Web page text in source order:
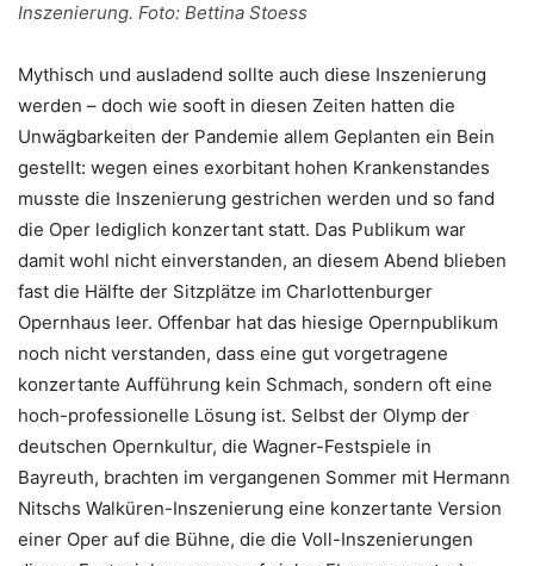
Inszenierung. Foto: Bettina Stoess
Mythisch und ausladend sollte auch diese Inszenierung
werden – doch wie sooft in diesen Zeiten hatten die
Unwägbarkeiten der Pandemie allem Geplanten ein Bein
gestellt: wegen eines exorbitant hohen Krankenstandes
musste die Inszenierung gestrichen werden und so fand
die Oper lediglich konzertant statt. Das Publikum war
damit wohl nicht einverstanden, an diesem Abend blieben
fast die Hälfte der Sitzplätze im Charlottenburger
Opernhaus leer. Offenbar hat das hiesige Opernpublikum
noch nicht verstanden, dass eine gut vorgetragene
konzertante Aufführung kein Schmach, sondern oft eine
hoch-professionelle Lösung ist. Selbst der Olymp der
deutschen Opernkultur, die Wagner-Festspiele in
Bayreuth, brachten im vergangenen Sommer mit Hermann
Nitschs Walküren-Inszenierung eine konzertante Version
einer Oper auf die Bühne, die die Voll-Inszenierungen